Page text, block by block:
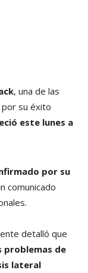
, una de las
por su éxito
este lunes a
por su
comunicado
detalló que
problemas de
lateral